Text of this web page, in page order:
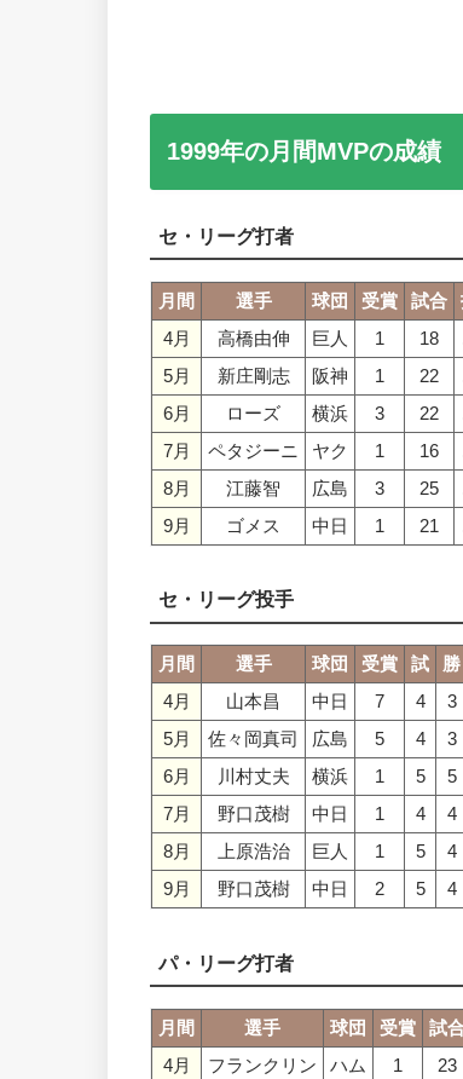
1999年の月間MVPの成績
セ・リーグ打者
月間 選手 球団 受賞 試合
4月
高橋由伸 巨人 1 18
5月
新庄剛志 阪神 1 22
6月
ローズ 横浜 3 22
7月
ペタジーニ ヤク 1 16
8月
江藤智 広島 3 25
9月
ゴメス 中日 1 21
セ・リーグ投手
月間 選手 球団 受賞 試 勝
4月
山本昌 中日 7 4 3
5月
佐々岡真司 広島 5 4 3
6月
川村丈夫 横浜 1 5 5
7月
野口茂樹 中日 1 4 4
8月
上原浩治 巨人 1 5 4
9月
野口茂樹 中日 2 5 4
パ・リーグ打者
月間 選手 球団 受賞 試
4月
フランクリン ハム 1 23